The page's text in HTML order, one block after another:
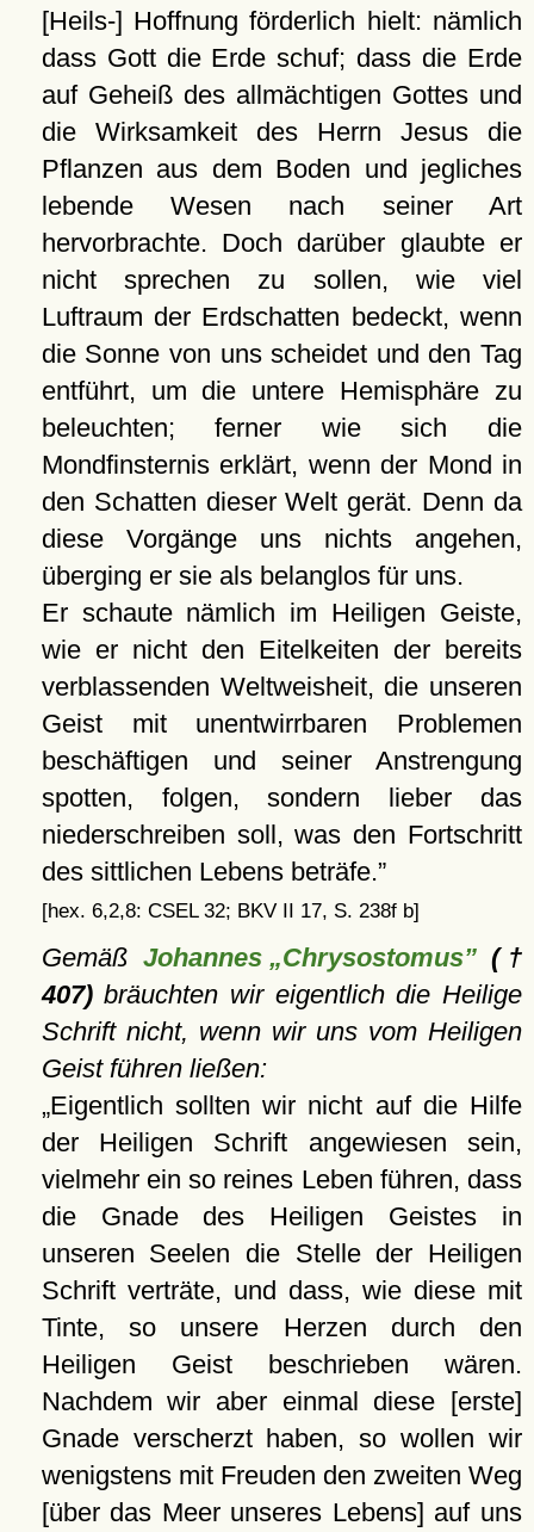
[Heils-] Hoffnung förderlich hielt: nämlich
dass Gott die Erde schuf; dass die Erde
auf Geheiß des allmächtigen Gottes und
die Wirksamkeit des Herrn Jesus die
Pflanzen aus dem Boden und jegliches
lebende Wesen nach seiner Art
hervorbrachte. Doch darüber glaubte er
nicht sprechen zu sollen, wie viel
Luftraum der Erdschatten bedeckt, wenn
die Sonne von uns scheidet und den Tag
entführt, um die untere Hemisphäre zu
beleuchten; ferner wie sich die
Mondfinsternis erklärt, wenn der Mond in
den Schatten dieser Welt gerät. Denn da
diese Vorgänge uns nichts angehen,
überging er sie als belanglos für uns.
Er schaute nämlich im Heiligen Geiste,
wie er nicht den Eitelkeiten der bereits
verblassenden Weltweisheit, die unseren
Geist mit unentwirrbaren Problemen
beschäftigen und seiner Anstrengung
spotten, folgen, sondern lieber das
niederschreiben soll, was den Fortschritt
des sittlichen Lebens beträfe.
[hex. 6,2,8: CSEL 32; BKV II 17, S. 238f b]
Gemäß Johannes „Chrysostomus”(†
407)bräuchten wir eigentlich die Heilige
Schrift nicht, wenn wir uns vom Heiligen
Geist führen ließen:
Eigentlich sollten wir nicht auf die Hilfe
der Heiligen Schrift angewiesen sein,
vielmehr ein so reines Leben führen, dass
die Gnade des Heiligen Geistes in
unseren Seelen die Stelle der Heiligen
Schrift verträte, und dass, wie diese mit
Tinte, so unsere Herzen durch den
Heiligen Geist beschrieben wären.
Nachdem wir aber einmal diese [erste]
Gnade verscherzt haben, so wollen wir
wenigstens mit Freuden den zweiten Weg
[über das Meer unseres Lebens] auf uns